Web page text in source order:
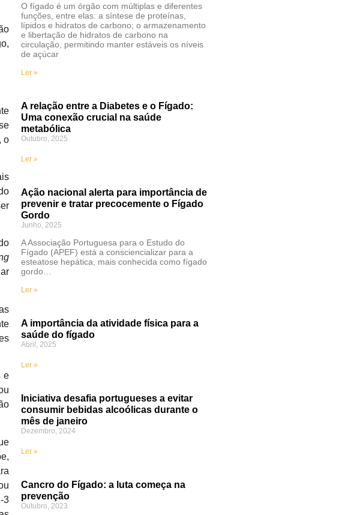
o
e
3
O fígado é um órgão com múltiplas e diferentes
funções, entre elas: a síntese de proteínas,
lípidos e hidratos de carbono; o armazenamento
e libertação de hidratos de carbono na
circulação, permitindo manter estáveis os níveis
de açúcar
Ler »
A relação entre a Diabetes e o Fígado:
Uma conexão crucial na saúde
metabólica
Outubro, 2025
Ler »
Ação nacional alerta para importância de
prevenir e tratar precocemente o Fígado
Gordo
Junho, 2025
A Associação Portuguesa para o Estudo do
Fígado (APEF) está a consciencializar para a
esteatose hepática, mais conhecida como fígado
gordo…
Ler »
A importância da atividade física para a
saúde do fígado
Abril, 2025
Ler »
Iniciativa desafia portugueses a evitar
consumir bebidas alcoólicas durante o
mês de janeiro
Dezembro, 2024
Ler »
Cancro do Fígado: a luta começa na
prevenção
Outubro, 2023